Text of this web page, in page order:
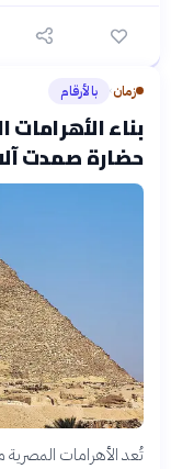
زمان› بالأرقام
بناء الأهرامات
حضارة صمدت
تُعد الأهرامات